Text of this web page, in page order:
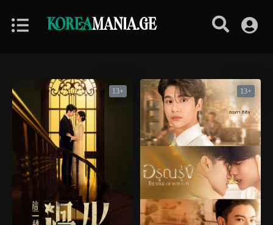
KOREAMANIA.GE
13+ 13+